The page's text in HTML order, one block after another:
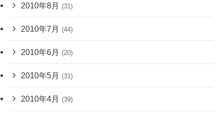
2010年8月 (31)
2010年7月 (44)
2010年6月 (20)
2010年5月 (31)
2010年4月 (39)